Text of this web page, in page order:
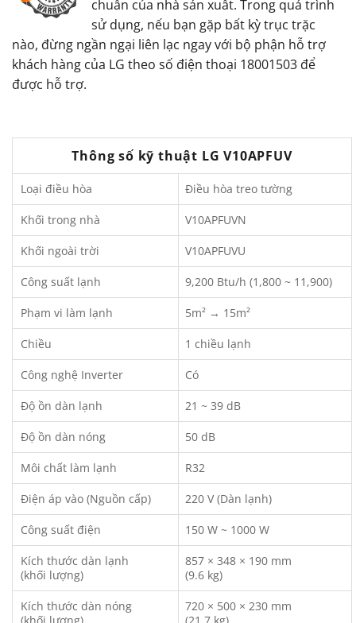
chuẩn của nhà sản xuất. Trong quá trình
sử dụng, nếu bạn gặp bất kỳ trục trặc
nào, đừng ngần ngại liên lạc ngay với bộ phận hỗ trợ
khách hàng của LG theo số điện thoại 18001503 để
được hỗ trợ.
Thông số kỹ thuật LG V10APFUV
Loại điều hòa Điều hòa treo tường
Khối trong nhà V10APFUVN
Khối ngoài trời V10APFUVU
Công suất lạnh 9,200 Btu/h (1,800 ~ 11,900)
Phạm vi làm lạnh 5m² → 15m²
Chiều 1 chiều lạnh
Công nghệ Inverter Có
Độ ồn dàn lạnh 21 ~ 39 dB
Độ ồn dàn nóng 50 dB
Môi chất làm lạnh R32
Điện áp vào (Nguồn cấp) 220 V (Dàn lạnh)
Công suất điện 150 W ~ 1000 W
Kích thước dàn lạnh
(khối lượng)
857 × 348 × 190 mm
(9.6 kg)
Kích thước dàn nóng
720 × 500 × 230 mm